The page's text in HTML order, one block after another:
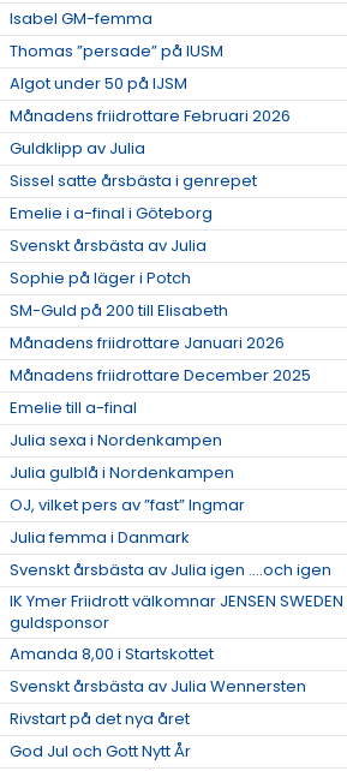
Isabel GM-femma
Thomas ”persade” på IUSM
Algot under 50 på IJSM
Månadens friidrottare Februari 2026
Guldklipp av Julia
Sissel satte årsbästa i genrepet
Emelie i a-final i Göteborg
Svenskt årsbästa av Julia
Sophie på läger i Potch
SM-Guld på 200 till Elisabeth
Månadens friidrottare Januari 2026
Månadens friidrottare December 2025
Emelie till a-final
Julia sexa i Nordenkampen
Julia gulblå i Nordenkampen
OJ, vilket pers av ”fast” Ingmar
Julia femma i Danmark
Svenskt årsbästa av Julia igen ….och igen
IK Ymer Friidrott välkomnar JENSEN
guldsponsor
Amanda 8,00 i Startskottet
Svenskt årsbästa av Julia Wennersten
Rivstart på det nya året
God Jul och Gott Nytt År